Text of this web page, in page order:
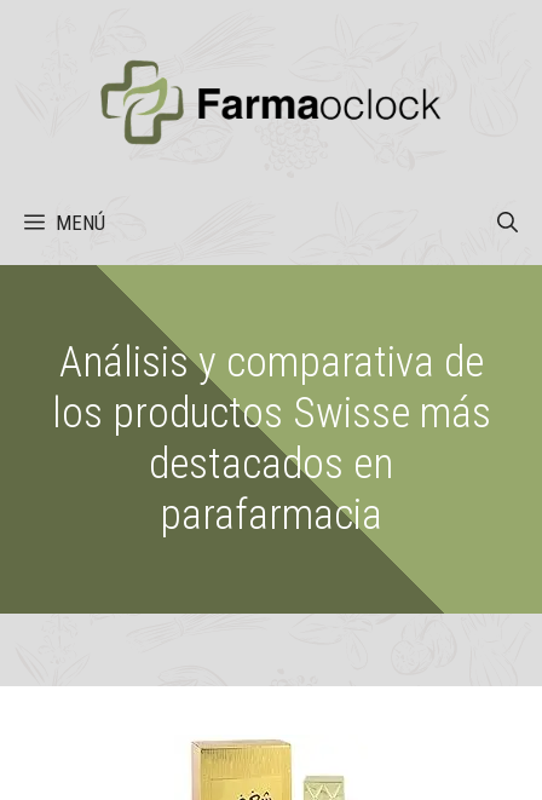
MENÚ
Análisis y comparativa de
los productos Swisse más
destacados en
parafarmacia